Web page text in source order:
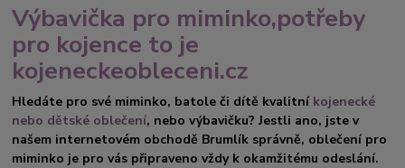
Výbavička pro miminko,potřeby
pro kojence to je
kojeneckeobleceni.cz
Hledáte pro své miminko, batole či dítě kvalitní kojenecké
nebo dětské oblečení, nebo výbavičku? Jestli ano, jste v
našem internetovém obchodě Brumlík správně, oblečení pro
miminko je pro vás připraveno vždy k okamžitému odeslání.